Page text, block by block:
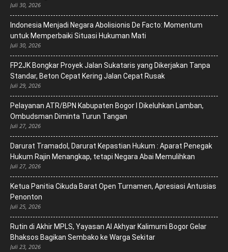
Juli 30, 2026
‎Indonesia Menjadi Negara Abolisionis De Facto: Momentum
untuk Memperbaiki Situasi Hukuman Mati
Juli 30, 2026
FP2JK Bongkar Proyek Jalan Sukataris yang Dikerjakan Tanpa
Standar, Beton Cepat Kering Jalan Cepat Rusak
Juli 29, 2026
Pelayanan ATR/BPN Kabupaten Bogor I Dikeluhkan Lamban,
Ombudsman Diminta Turun Tangan
Juli 27, 2026
Darurat Tramadol, Darurat Kepastian Hukum : Aparat Penegak
Hukum Rajin Menangkap, tetapi Negara Abai Memulihkan
Juli 27, 2026
Ketua Panitia Cikuda Barat Open Turnamen, Apresiasi Antusias
Penonton
Juli 25, 2026
Rutin di Akhir MPLS, Yayasan Al Akhyar Kalimurni Bogor Gelar
Bhaksos Bagikan Sembako ke Warga Sekitar
Juli 23, 2026